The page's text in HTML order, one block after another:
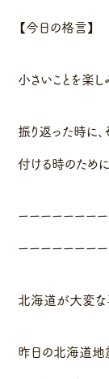
【今日の格言】
小さいことを楽し
振り返った時に
付ける時のために
ーーーーーーー
ーーーーーーー
北海道が大変な
昨日の北海道地